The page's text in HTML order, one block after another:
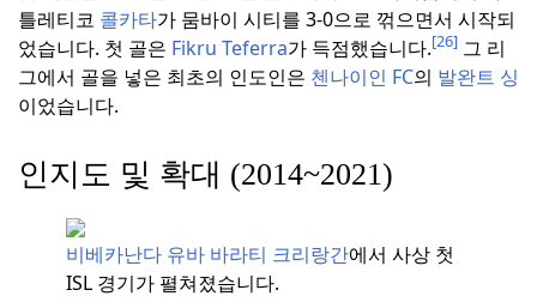
틀레티코 콜카타가 뭄바이 시티를 3-0으로 꺾으면서 시작되
었습니다. 첫 골은 Fikru Teferra가 득점했습니다.[26] 그 리
그에서 골을 넣은 최초의 인도인은 첸나이인 FC의 발완트 싱
이었습니다.
인지도 및 확대 (2014~2021)
비베카난다 유바 바라티 크리랑간에서 사상 첫
ISL 경기가 펼쳐졌습니다.